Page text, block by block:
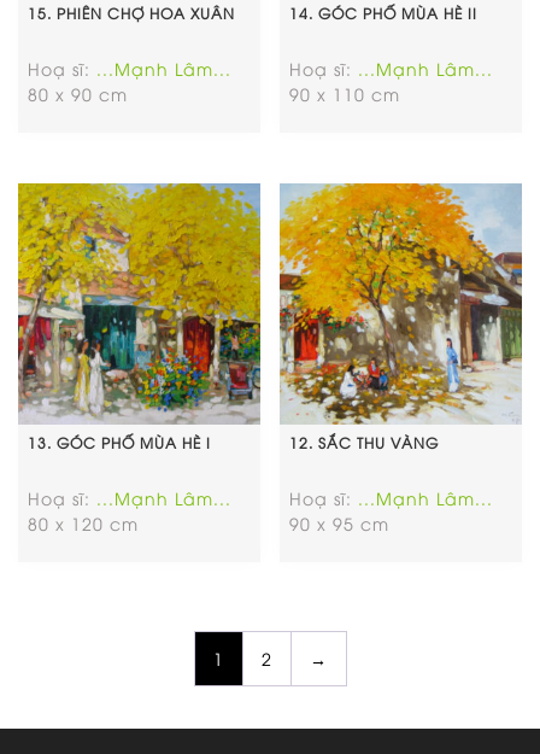
15. PHIÊN CHỢ HOA XUÂN
Hoạ sĩ:
...Mạnh Lâm...
80 x 90 cm
14. GÓC PHỐ MÙA HÈ II
Hoạ sĩ:
...Mạnh Lâm...
90 x 110 cm
13. GÓC PHỐ MÙA HÈ I
Hoạ sĩ: ...Mạnh Lâm...
80 x 120 cm
12. SẮC THU VÀNG
Hoạ sĩ: ...Mạnh Lâm...
90 x 95 cm
1 2 →